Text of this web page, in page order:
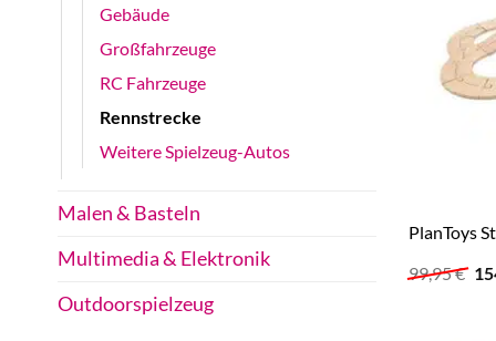
Gebäude
Großfahrzeuge
RC Fahrzeuge
Rennstrecke
Weitere Spielzeug-Autos
Malen & Basteln
Multimedia & Elektronik
Outdoorspielzeug
PlanToys
99,95€